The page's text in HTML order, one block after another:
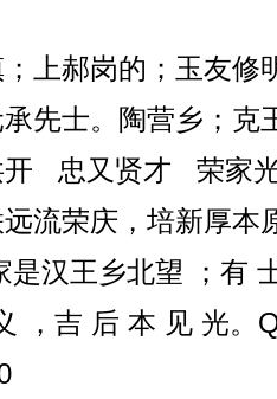
上郝岗的；玉友修
先士。陶营乡；克
开 忠又贤才 荣家
流荣庆，培新厚本
是汉王乡北望 ；有
，吉 后 本 见 光。